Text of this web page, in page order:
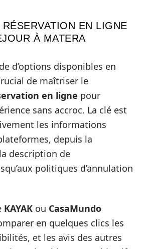
EN LIGNE
À MATERA
d’options disponibles en
de maîtriser le
en ligne pour
sans accroc. La clé est
les informations
depuis la
description de
politiques d’annulation
KAYAK ou CasaMundo
en quelques clics les
et les avis des autres